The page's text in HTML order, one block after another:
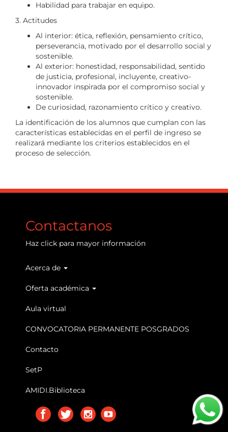
Habilidad para trabajar en equipo.
3. Actitudes
Al interior: ética, reflexión, pensamiento crítico,
perseverancia, motivado por el desarrollo social y
sostenible.
Al exterior: honestidad, responsabilidad, sentido
de justicia, profesional, incluyente, creativo-
innovador inspirada por el compromiso social y
sostenible.
De curiosidad, razonamiento crítico y creativo.
La identificación de los alumnos que cumplan con las
características establecidas en el perfil de ingreso se
realizará mediante los criterios establecidos en el
proceso de selección.
Contactanos
Haz click para mayor información
Main
navigation
Acerca de
Oferta académica
Aula virtual
CONVOCATORIA PERMANENTE POSGRADOS
Contacto
SetP
AMIDI.Biblioteca